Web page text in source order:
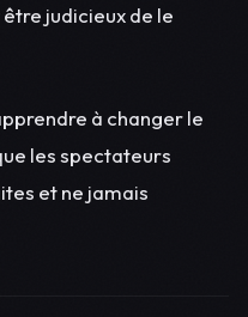
judicieux de le
à changer le
les spectateurs
et ne jamais